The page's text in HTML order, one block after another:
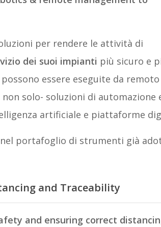
per rendere le attività di
dei suoi impianti più sicuro e
essere eseguite da
solo- soluzioni di automazione
artificiale e piattaforme
portafoglio di strumenti già
and Traceability
and ensuring correct